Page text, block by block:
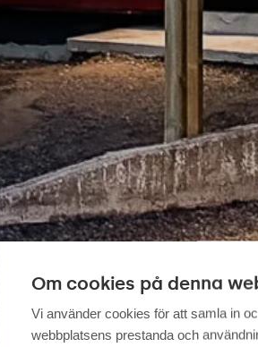
Om cookies på denna
Vi använder cookies för att samla in
webbplatsens prestanda och